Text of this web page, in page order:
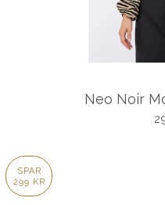
Neo Noir
SPAR
299 KR